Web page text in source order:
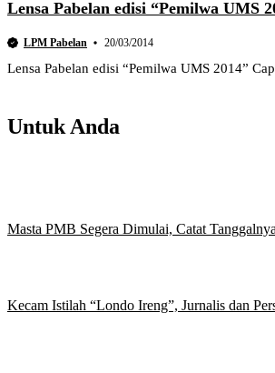
Lensa Pabelan edisi “Pemilwa UMS
LPM Pabelan 20/03/2014
Lensa Pabelan edisi “Pemilwa UMS 2014”
Untuk Anda
Masta PMB Segera Dimulai, Catat Tanggalnya
Kecam Istilah “Londo Ireng”, Jurnalis dan